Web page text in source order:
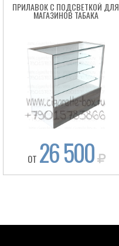
ПРИЛАВОК C ПОДСВЕТКОЙ ДЛЯ
МАГАЗИНОВ ТАБАКА
ОТ 26 500